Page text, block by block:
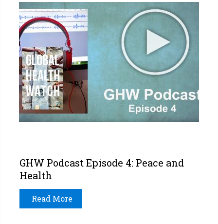
GHW Podcast Episode 4: Peace and
Health
Read More